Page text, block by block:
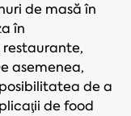
de masă în
în
asemenea,
de a
de food